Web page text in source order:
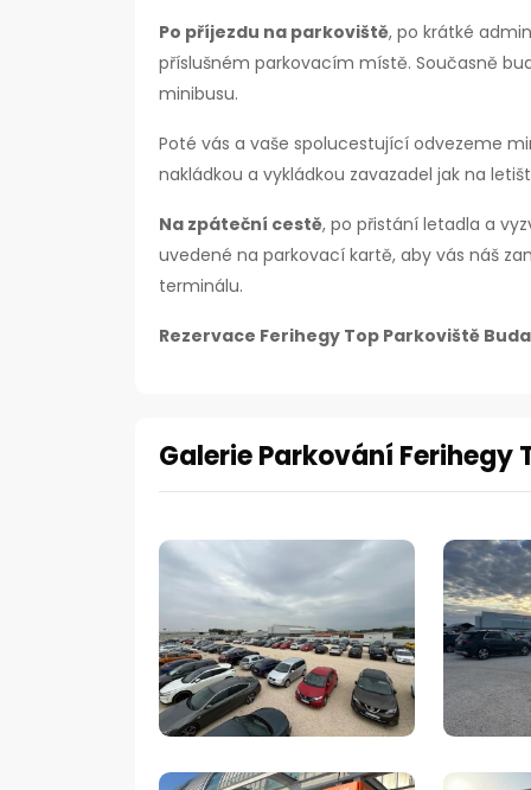
Po příjezdu na parkoviště, po krátké
příslušném parkovacím místě. Současně
minibusu.
Poté vás a vaše spolucestující odvezeme
nakládkou a vykládkou zavazadel jak na
Na zpáteční cestě, po přistání letadla a
uvedené na parkovací kartě, aby vás náš
terminálu.
Rezervace Ferihegy Top Parkoviště
Galerie Parkování Ferihegy